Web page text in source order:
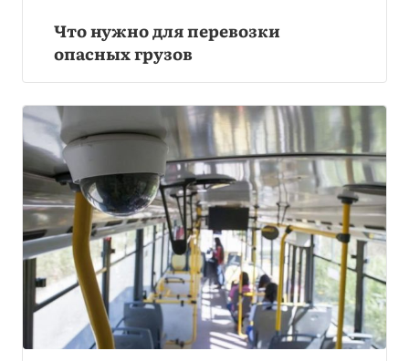
Что нужно для перевозки
опасных грузов